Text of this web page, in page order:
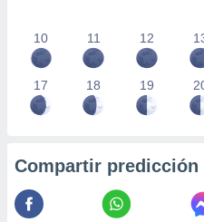
10 11 12
17 18 19
Compartir predicción